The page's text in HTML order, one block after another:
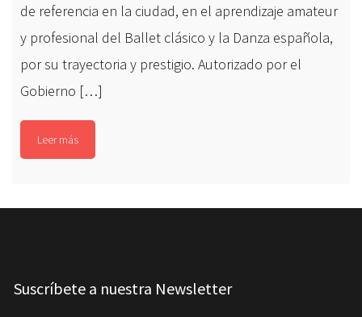
de referencia en la ciudad, en el aprendizaje amateur
y profesional del Ballet clásico y la Danza española,
por su trayectoria y prestigio. Autorizado por el
Gobierno […]
Leer más
Suscríbete a nuestra Newsletter